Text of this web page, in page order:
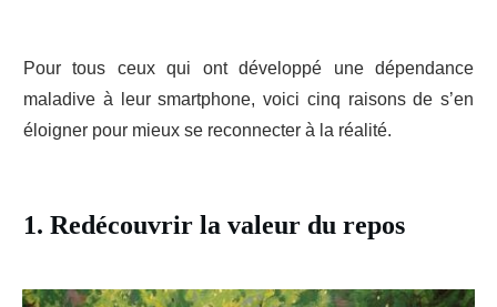
Pour tous ceux qui ont développé une dépendance
maladive à leur smartphone, voici cinq raisons de s’en
éloigner pour mieux se reconnecter à la réalité.
1. Redécouvrir la valeur du repos